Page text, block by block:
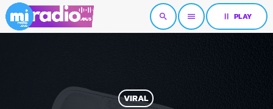
search menu pause PLAY
VIRAL